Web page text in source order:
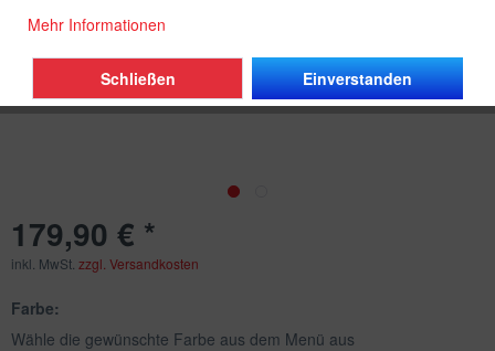
179,90 € *
inkl. MwSt. zzgl. Versandkosten
Farbe:
Wähle die gewünschte Farbe aus dem Menü aus
Mehr Informationen
Einverstanden
Schließen